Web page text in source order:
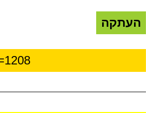
העתקה